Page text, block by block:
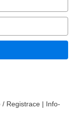
Registrace | Info-